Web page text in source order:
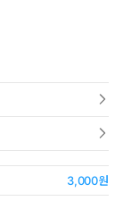
3,000원